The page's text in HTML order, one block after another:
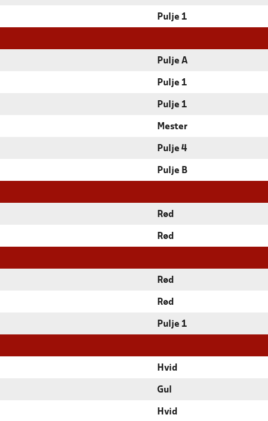
Pulje 1
Pulje A
Pulje 1
Pulje 1
Mester
Pulje 4
Pulje B
Rød
Rød
Rød
Rød
Pulje 1
Hvid
Gul
Hvid